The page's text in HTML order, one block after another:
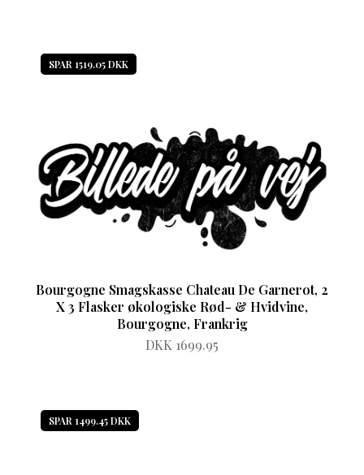
SPAR 1519.05 DKK
Bourgogne Smagskasse Chateau De Garnerot, 2
X 3 Flasker økologiske Rød- & Hvidvine,
Bourgogne, Frankrig
DKK 1699.95
SPAR 1499.45 DKK